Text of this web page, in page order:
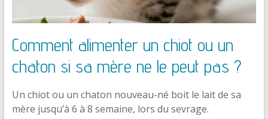
Comment alimenter un chiot ou un
chaton si sa mère ne le peut pas ?
Un chiot ou un chaton nouveau-né boit le lait de sa
mère jusqu’à 6 à 8 semaine, lors du sevrage.